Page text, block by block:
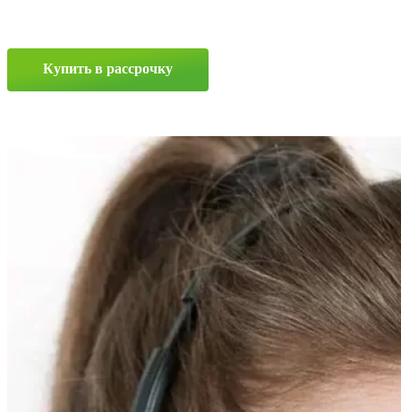
ET120
Silver
Купить в рассрочку